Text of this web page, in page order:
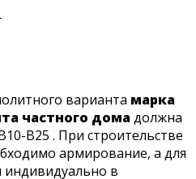
варианта марка
частного домадолжна
В25 . При строительстве
армирование, а для
в